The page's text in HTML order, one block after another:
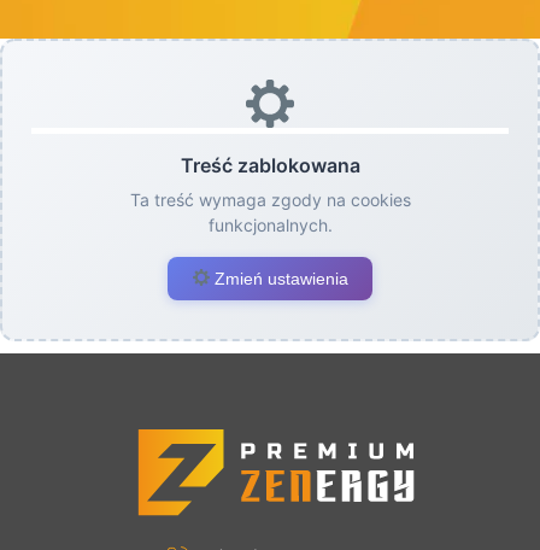
Treść zablokowana
Ta treść wymaga zgody na cookies
funkcjonalnych.
Zmień ustawienia